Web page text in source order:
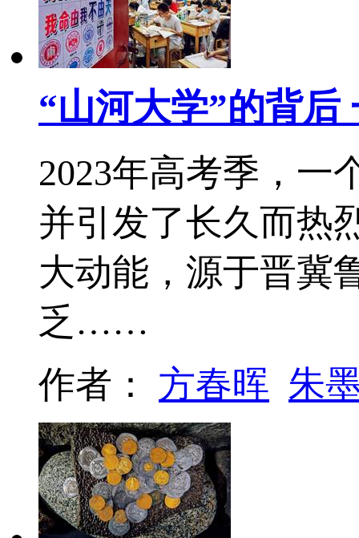
“山河大学”的背后
2023年高考季，一
并引发了长久而热
大动能，源于晋冀
乏……
作者： 方春晖 朱